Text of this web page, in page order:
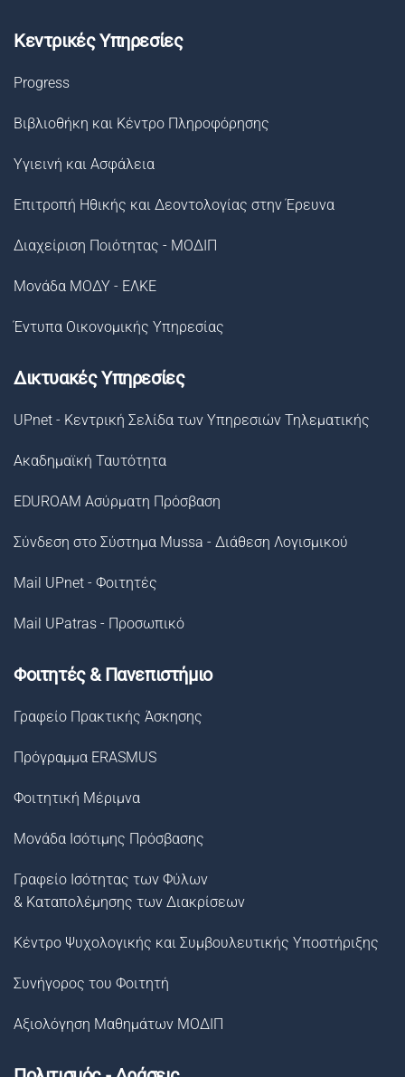
Κεντρικές Υπηρεσίες
Progress
Βιβλιοθήκη και Κέντρο Πληροφόρησης
Υγιεινή και Ασφάλεια
Επιτροπή Ηθικής και Δεοντολογίας στην Έρευνα
Διαχείριση Ποιότητας - ΜΟΔΙΠ
Μονάδα ΜΟΔΥ - ΕΛΚΕ
Έντυπα Οικονομικής Υπηρεσίας
Δικτυακές Υπηρεσίες
UPnet - Κεντρική Σελίδα των Υπηρεσιών Τηλεματικής
Ακαδημαϊκή Ταυτότητα
EDUROAM Ασύρματη Πρόσβαση
Σύνδεση στο Σύστημα Μussa - Διάθεση Λογισμικού
Mail UPnet - Φοιτητές
Mail UPatras - Προσωπικό
Φοιτητές & Πανεπιστήμιο
Γραφείο Πρακτικής Άσκησης
Πρόγραμμα ERASMUS
Φοιτητική Μέριμνα
Μονάδα Ισότιμης Πρόσβασης
Γραφείο Ισότητας των Φύλων
& Καταπολέμησης των Διακρίσεων
Κέντρο Ψυχολογικής και Συμβουλευτικής Υποστήριξης
Συνήγορος του Φοιτητή
Αξιολόγηση Μαθημάτων ΜΟΔΙΠ